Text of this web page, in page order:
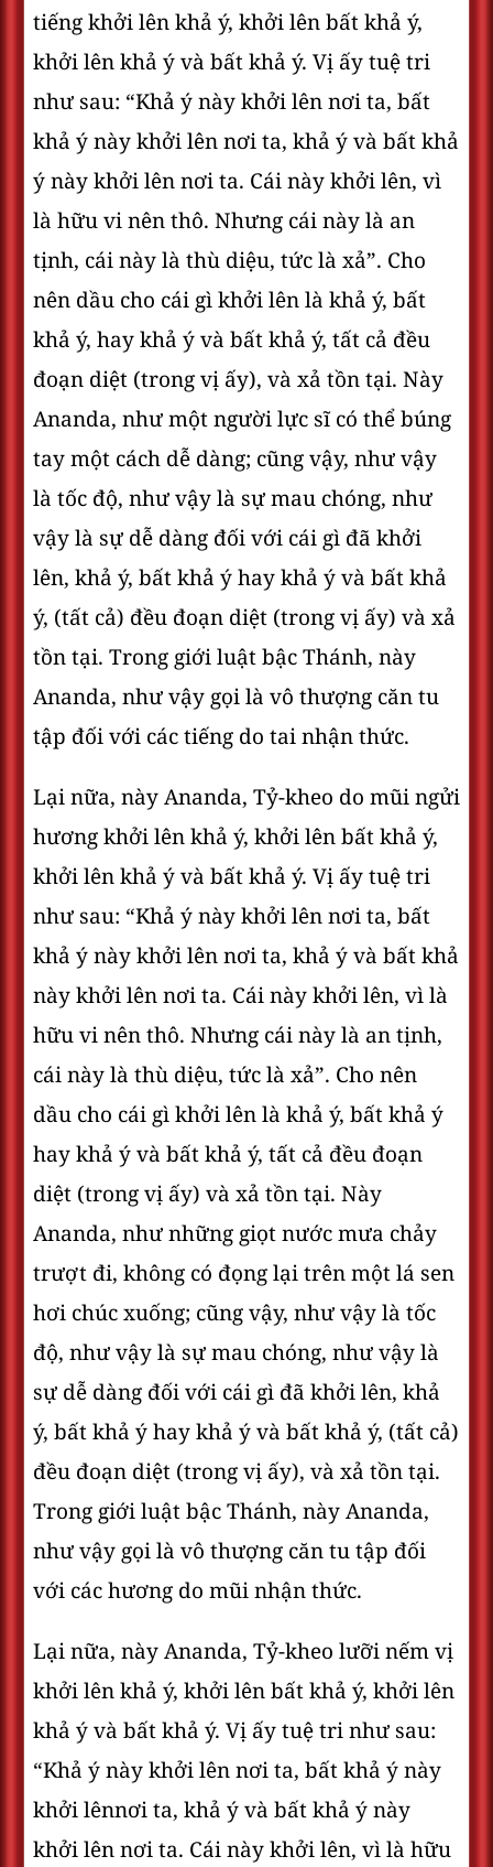
tiếng khởi lên khả ý, khởi lên bất khả ý,
khởi lên khả ý và bất khả ý. Vị ấy tuệ tri
như sau: “Khả ý này khởi lên nơi ta, bất
khả ý này khởi lên nơi ta, khả ý và bất khả
ý này khởi lên nơi ta. Cái này khởi lên, vì
là hữu vi nên thô. Nhưng cái này là an
tịnh, cái này là thù diệu, tức là xả”. Cho
nên dầu cho cái gì khởi lên là khả ý, bất
khả ý, hay khả ý và bất khả ý, tất cả đều
đoạn diệt (trong vị ấy), và xả tồn tại. Này
Ananda, như một người lực sĩ có thể búng
tay một cách dễ dàng; cũng vậy, như vậy
là tốc độ, như vậy là sự mau chóng, như
vậy là sự dễ dàng đối với cái gì đã khởi
lên, khả ý, bất khả ý hay khả ý và bất khả
ý, (tất cả) đều đoạn diệt (trong vị ấy) và xả
tồn tại. Trong giới luật bậc Thánh, này
Ananda, như vậy gọi là vô thượng căn tu
tập đối với các tiếng do tai nhận thức.
Lại nữa, này Ananda, Tỷ-kheo do mũi ngửi
hương khởi lên khả ý, khởi lên bất khả ý,
khởi lên khả ý và bất khả ý. Vị ấy tuệ tri
như sau: “Khả ý này khởi lên nơi ta, bất
khả ý này khởi lên nơi ta, khả ý và bất khả
này khởi lên nơi ta. Cái này khởi lên, vì là
hữu vi nên thô. Nhưng cái này là an tịnh,
cái này là thù diệu, tức là xả”. Cho nên
dầu cho cái gì khởi lên là khả ý, bất khả ý
hay khả ý và bất khả ý, tất cả đều đoạn
diệt (trong vị ấy) và xả tồn tại. Này
Ananda, như những giọt nước mưa chảy
trượt đi, không có đọng lại trên một lá sen
hơi chúc xuống; cũng vậy, như vậy là tốc
độ, như vậy là sự mau chóng, như vậy là
sự dễ dàng đối với cái gì đã khởi lên, khả
ý, bất khả ý hay khả ý và bất khả ý, (tất cả)
đều đoạn diệt (trong vị ấy), và xả tồn tại.
Trong giới luật bậc Thánh, này Ananda,
như vậy gọi là vô thượng căn tu tập đối
với các hương do mũi nhận thức.
Lại nữa, này Ananda, Tỷ-kheo lưỡi nếm vị
khởi lên khả ý, khởi lên bất khả ý, khởi lên
khả ý và bất khả ý. Vị ấy tuệ tri như sau:
“Khả ý này khởi lên nơi ta, bất khả ý này
khởi lênnơi ta, khả ý và bất khả ý này
khởi lên nơi ta. Cái này khởi lên, vì là hữu